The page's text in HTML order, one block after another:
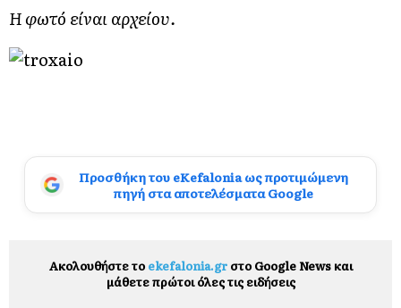
Η φωτό είναι αρχείου.
Προσθήκη του eKefalonia ως προτιμώμενη
πηγή στα αποτελέσματα Google
Ακολουθήστε το ekefalonia.grστο Google News και
μάθετε πρώτοι όλες τις ειδήσεις